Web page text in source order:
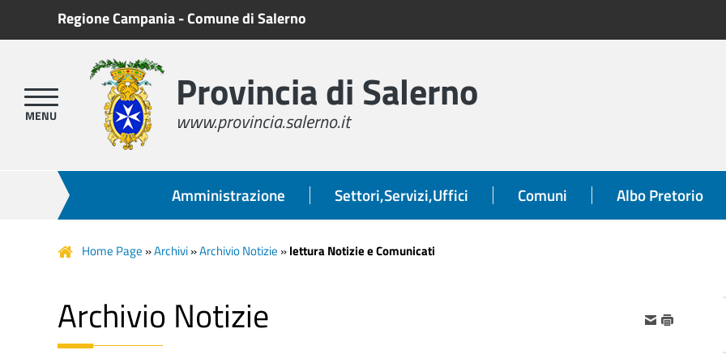
Regione Campania-Comune di Salerno
Provincia di Salerno
www.provincia.salerno.it
Amministrazione Settori,Servizi,Uffici Comuni Albo Pretorio
Home Page »Archivi»Archivio Notizie »lettura Notizie e Comunicati
Archivio Notizie